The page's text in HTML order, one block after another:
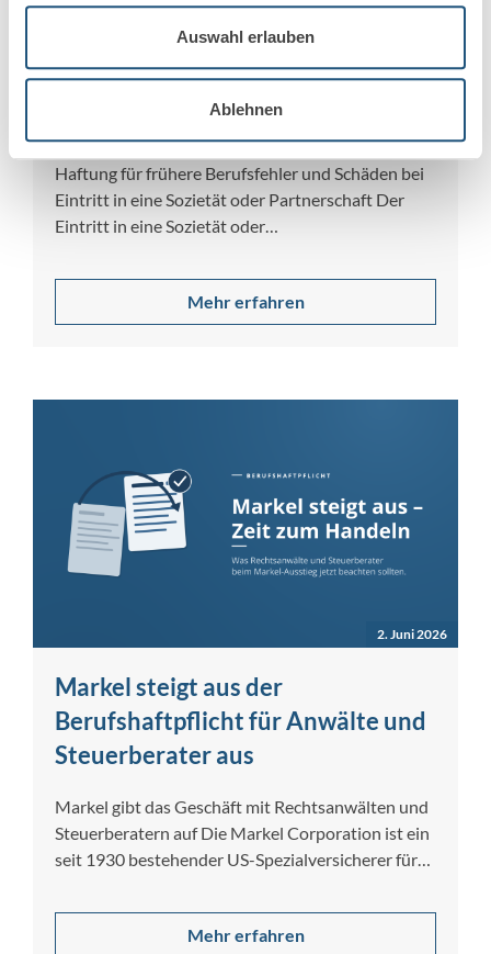
Auswahl erlauben
Ablehnen
Anwaltshaftung bei Eintritt in
Sozietät & PartG – was gilt?
Haftung für frühere Berufsfehler und Schäden bei
Eintritt in eine Sozietät oder Partnerschaft Der
Eintritt in eine Sozietät oder
Mehr erfahren
2. Juni 2026
Markel steigt aus der
Berufshaftpflicht für Anwälte und
Steuerberater aus
Markel gibt das Geschäft mit Rechtsanwälten und
Steuerberatern auf Die Markel Corporation ist ein
seit 1930 bestehender US-Spezialversicherer für
Mehr erfahren